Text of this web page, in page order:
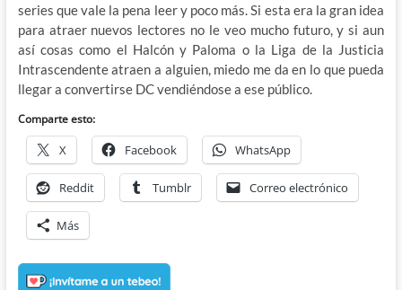
series que vale la pena leer y poco más. Si esta era la gran idea
para atraer nuevos lectores no le veo mucho futuro, y si aun
así cosas como el Halcón y Paloma o la Liga de la Justicia
Intrascendente atraen a alguien, miedo me da en lo que pueda
llegar a convertirse DC vendiéndose a ese público.
Comparte esto:
X Facebook WhatsApp
Reddit Tumblr Correo electrónico
Más